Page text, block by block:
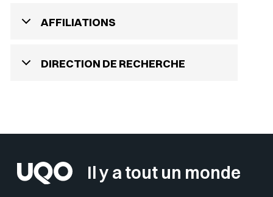
AFFILIATIONS
DIRECTION DE RECHERCHE
Il y a tout un monde